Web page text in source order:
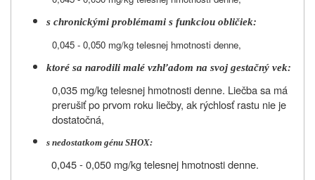
s chronickými problémami s funkciou obličiek:
0,045 - 0,050 mg/kg telesnej hmotnosti denne,
ktoré sa narodili malé vzhľadom na svoj gestačný vek:
0,035 mg/kg telesnej hmotnosti denne. Liečba sa má
prerušiť po prvom roku liečby, ak rýchlosť rastu nie je
dostatočná,
s nedostatkom génu SHOX:
0,045 - 0,050 mg/kg telesnej hmotnosti denne.